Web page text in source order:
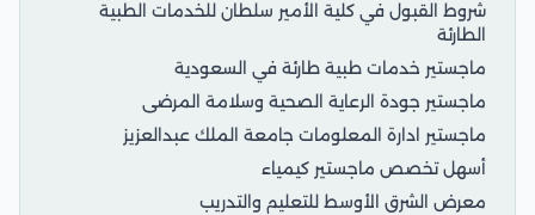
شروط القبول في كلية الأمير سلطان للخدمات الطبية
الطارئة
ماجستير خدمات طبية طارئة في السعودية
ماجستير جودة الرعاية الصحية وسلامة المرضى
ماجستير ادارة المعلومات جامعة الملك عبدالعزيز
أسهل تخصص ماجستير كيمياء
معرض الشرق الأوسط للتعليم والتدريب